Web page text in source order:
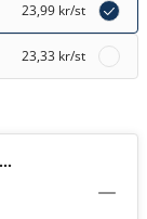
23,99 kr/st
23,33 kr/st